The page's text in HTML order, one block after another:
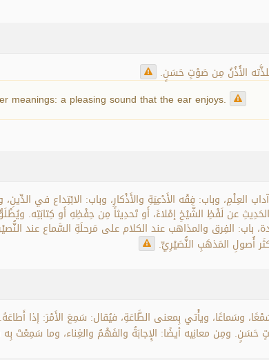
الأُذُنُ مِن صَوْتٍ حَسَنٍ.
meanings: a pleasing sound that the ear enjoys.
وباب: فِقْه الأَدْعِيَةِ والأَذْكارِ، وباب: الابْتِداع في
عن لَفْظِ الشَّيْخِ إمْلاءً، أَو تَحدِيثاً مِن حِفْظِهِ أَو كِتابَتِه.
الفِرق والمذاهب عند الكلام على مَرحلَةِ السَّماع عند
أُصولِ المَذهَبِ النُّصَيْرِيِّ.
وسَماعًا، ويأْتي بِمعنى الطَّاعَةِ، فيُقال: سَمِعَ الأَمْرَ: إذا
ومِن معانِيه أيضًا: الإِجابَةُ والفَهْمُ والغِناء، وما سَمِعْتَ